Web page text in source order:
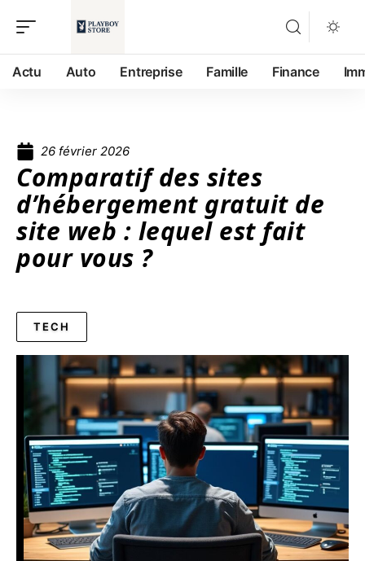
Actu Auto Entreprise Famille Finance
26 février 2026
Comparatif des sites
d’hébergement gratuit de
site web : lequel est fait
pour vous ?
TECH